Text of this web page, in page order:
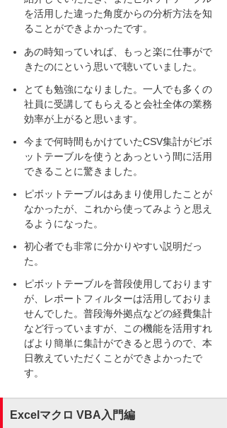
を活用した違った角度からの分析方法を知
ることができよかったです。
あの時知っていれば、もっと楽に仕事がで
きたのにという思いで聴いていました。
とても勉強になりました。一人でも多くの
社員に受講してもらえると会社全体の業務
効率が上がると思います。
今まで何時間もかけていたCSV集計がピボ
ットテーブルを使うとあっという間に活用
できることに驚きました。
ピボットテーブルはあまり使用したことが
なかったが、これから使ってみようと思え
るようになった。
初心者でも非常に分かりやすい説明だっ
た。
ピボットテーブルを普段使用しております
が、レポートフィルターは活用しておりま
せんでした。普段海外拠点などの経費集計
など行っていますが、この機能を活用すれ
ばより簡単に集計ができると思うので、本
日教えていただくことができよかったで
す。
Excelマクロ VBA入門編